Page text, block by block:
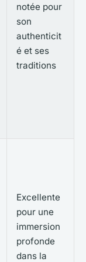
notée pour
son
authenticit
é et ses
traditions
Excellente
pour une
immersion
profonde
dans la